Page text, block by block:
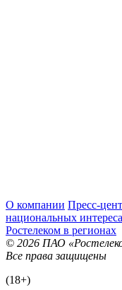
О компании Пресс-
национальных
Ростелеком в регионах
© 2026 ПАО
Все права защищены
(18+)